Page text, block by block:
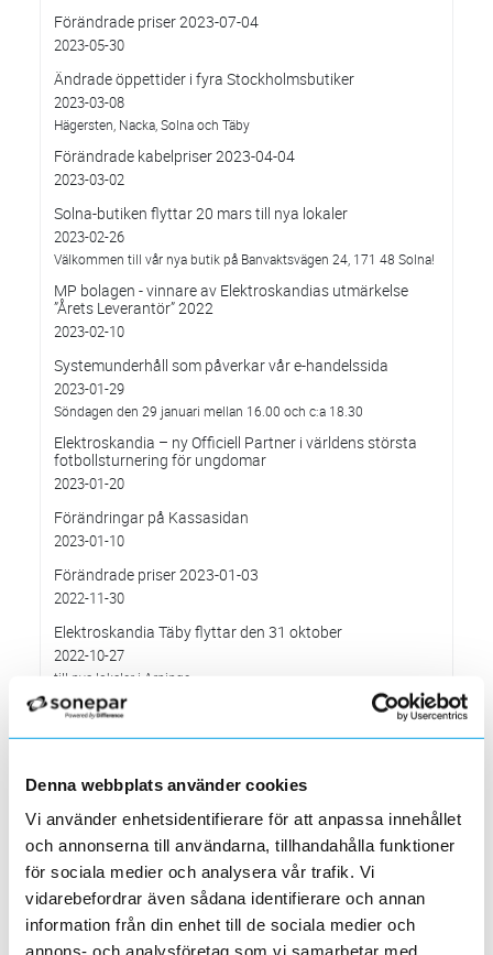
Denna webbplats använder cookies
Vi använder enhetsidentifierare för att anpassa innehållet
och annonserna till användarna, tillhandahålla funktioner
för sociala medier och analysera vår trafik. Vi
vidarebefordrar även sådana identifierare och annan
information från din enhet till de sociala medier och
annons- och analysföretag som vi samarbetar med.
Förändrade priser 2023-07-04
2023-05-30
Ändrade öppettider i fyra Stockholmsbutiker
2023-03-08
Hägersten, Nacka, Solna och Täby
Förändrade kabelpriser 2023-04-04
2023-03-02
Solna-butiken flyttar 20 mars till nya lokaler
2023-02-26
Välkommen till vår nya butik på Banvaktsvägen 24, 171 48 Solna!
MP bolagen - vinnare av Elektroskandias utmärkelse
”Årets Leverantör” 2022
2023-02-10
Systemunderhåll som påverkar vår e-handelssida
2023-01-29
Söndagen den 29 januari mellan 16.00 och c:a 18.30
Elektroskandia – ny Officiell Partner i världens största
fotbollsturnering för ungdomar
2023-01-20
Förändringar på Kassasidan
2023-01-10
Förändrade priser 2023-01-03
2022-11-30
Elektroskandia Täby flyttar den 31 oktober
2022-10-27
till nya lokaler i Arninge.
Höjd distributionsavgift från 3:e januari 2023
2022-10-05
Förändrade priser 2022-10-04
2022-09-04
Välkommen till våra nya lokaler i Södertälje
2022-05-31
Den 1 juni har vi ny adress i Södertälje
Förändrade priser 2022-06-30
2022-05-27